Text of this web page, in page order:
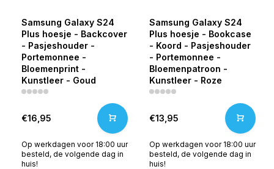
Samsung Galaxy S24
Plus hoesje - Backcover
- Pasjeshouder -
Portemonnee -
Bloemenprint -
Kunstleer - Goud
€16,95
Op werkdagen voor 18:00 uur
besteld, de volgende dag in
huis!
Samsung Galaxy S24
Plus hoesje - Bookcase
- Koord - Pasjeshouder
- Portemonnee -
Bloemenpatroon -
Kunstleer - Roze
€13,95
Op werkdagen voor 18:00 uur
besteld, de volgende dag in
huis!